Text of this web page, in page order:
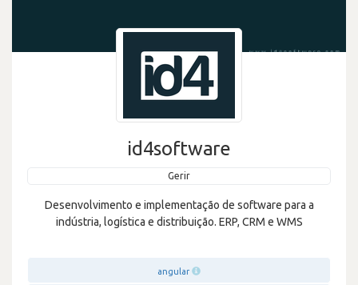
id4software
Gerir
Desenvolvimento e implementação de software para a
indústria, logística e distribuição. ERP, CRM e WMS
angular